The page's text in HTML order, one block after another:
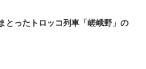
とったトロッコ列車「嵯峨野」の